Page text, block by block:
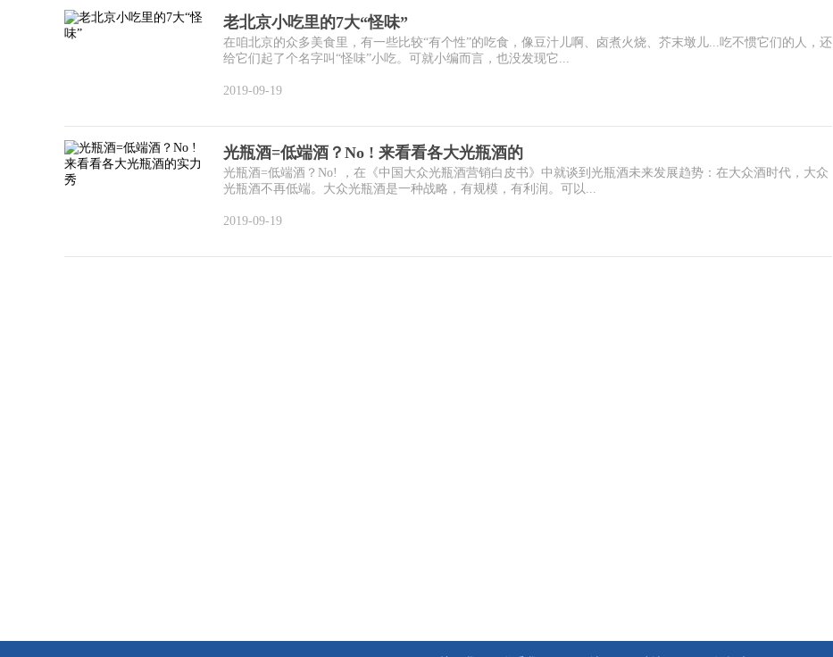
老北京小吃里的7大“怪味”
在咱北京的众多美食里，有一些比较“有个性”的吃食，像豆汁儿啊、卤煮火烧、芥末墩儿...吃不惯它们的人，还
给它们起了个名字叫“怪味”小吃。可就小编而言，也没发现它...
2019-09-19
光瓶酒=低端酒？No ! 来看看各大光瓶酒的
光瓶酒=低端酒？No! ，在《中国大众光瓶酒营销白皮书》中就谈到光瓶酒未来发展趋势：在大众酒时代，大众
光瓶酒不再低端。大众光瓶酒是一种战略，有规模，有利润。可以...
2019-09-19